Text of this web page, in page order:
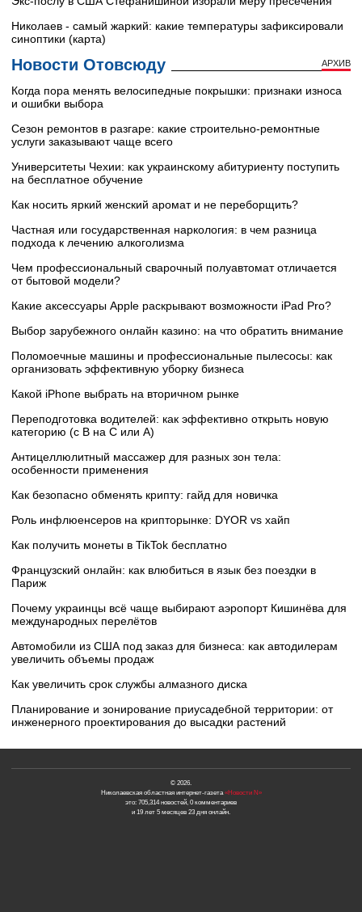
Николаев - самый жаркий: какие температуры зафиксировали
синоптики (карта)
Новости Отовсюду АРХИВ
Когда пора менять велосипедные покрышки: признаки износа
и ошибки выбора
Сезон ремонтов в разгаре: какие строительно-ремонтные
услуги заказывают чаще всего
Университеты Чехии: как украинскому абитуриенту поступить
на бесплатное обучение
Как носить яркий женский аромат и не переборщить?
Частная или государственная наркология: в чем разница
подхода к лечению алкоголизма
Чем профессиональный сварочный полуавтомат отличается
от бытовой модели?
Какие аксессуары Apple раскрывают возможности iPad Pro?
Выбор зарубежного онлайн казино: на что обратить внимание
Поломоечные машины и профессиональные пылесосы: как
организовать эффективную уборку бизнеса
Какой iPhone выбрать на вторичном рынке
Переподготовка водителей: как эффективно открыть новую
категорию (с B на C или А)
Антицеллюлитный массажер для разных зон тела:
особенности применения
Как безопасно обменять крипту: гайд для новичка
Роль инфлюенсеров на крипторынке: DYOR vs хайп
Как получить монеты в TikTok бесплатно
Французский онлайн: как влюбиться в язык без поездки в
Париж
Почему украинцы всё чаще выбирают аэропорт Кишинёва для
международных перелётов
Автомобили из США под заказ для бизнеса: как автодилерам
увеличить объемы продаж
Как увеличить срок службы алмазного диска
Планирование и зонирование приусадебной территории: от
инженерного проектирования до высадки растений
© 2026.
Николаевская областная интернет-газета«Новости N»
это: 705,314 новостей, 0 комментариев
и 19 лет 5 месяцев 23 дня онлайн.